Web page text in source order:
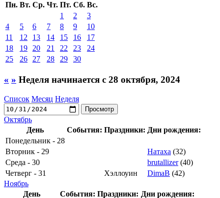
Пн. Вт. Ср. Чт. Пт. Сб. Вс.
1
2
3
4
5 6 7 8 9
10
11
12 13 14 15 16
17
18
19 20 21 22 23
24
25
26 27 28 29 30
« » Неделя начинается с 28 октября, 2024
Список Месяц Неделя
Октябрь
День
События: Праздники: Дни рождения:
Понедельник - 28
Вторник - 29
Натаха (32)
Среда - 30
brutallizer(40)
Четверг - 31
Хэллоуин DimaB (42)
Ноябрь
День
События: Праздники: Дни рождения: